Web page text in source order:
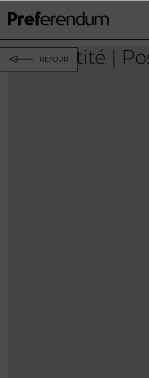
RETOUR
Identité |